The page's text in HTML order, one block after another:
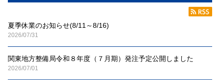
夏季休業のお知らせ(8/11～8/16)
2026/07/31
関東地方整備局令和８年度（７月期）発注予定公開しました
2026/07/01